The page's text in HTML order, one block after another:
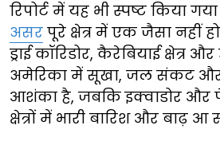
रिपोर्ट में यह भी स्पष्ट किया
असर पूरे क्षेत्र में एक जैसा नहीं
ड्राई कॉरिडोर, कैरेबियाई क्षेत्र और
अमेरिका में सूखा, जल संकट और
आशंका है, जबकि इक्वाडोर और
क्षेत्रों में भारी बारिश और बाढ़ आ